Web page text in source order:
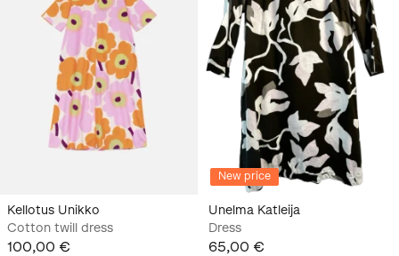
Kellotus Unikko
Cotton twill dress
100,00 €
New price
Unelma Katleija
Dress
65,00 €